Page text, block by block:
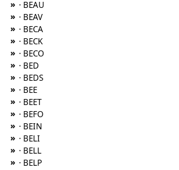
» · BEAU
» · BEAV
» · BECA
» · BECK
» · BECO
» · BED
» · BEDS
» · BEE
» · BEET
» · BEFO
» · BEIN
» · BELI
» · BELL
» · BELP